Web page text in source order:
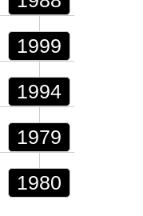
1999
1994
1979
1980